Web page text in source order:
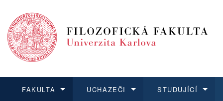
FAKULTA UCHAZEČI STUDUJÍCÍ